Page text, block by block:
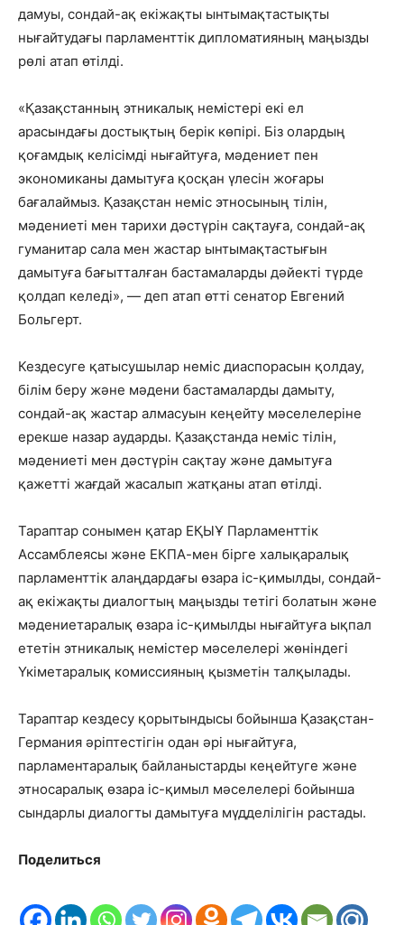
дамуы, сондай-ақ екіжақты ынтымақтастықты
нығайтудағы парламенттік дипломатияның маңызды
рөлі атап өтілді.
«Қазақстанның этникалық немістері екі ел
арасындағы достықтың берік көпірі. Біз олардың
қоғамдық келісімді нығайтуға, мәдениет пен
экономиканы дамытуға қосқан үлесін жоғары
бағалаймыз. Қазақстан неміс этносының тілін,
мәдениеті мен тарихи дәстүрін сақтауға, сондай-ақ
гуманитар сала мен жастар ынтымақтастығын
дамытуға бағытталған бастамаларды дәйекті түрде
қолдап келеді», — деп атап өтті сенатор Евгений
Больгерт.
Кездесуге қатысушылар неміс диаспорасын қолдау,
білім беру және мәдени бастамаларды дамыту,
сондай-ақ жастар алмасуын кеңейту мәселелеріне
ерекше назар аударды. Қазақстанда неміс тілін,
мәдениеті мен дәстүрін сақтау және дамытуға
қажетті жағдай жасалып жатқаны атап өтілді.
Тараптар сонымен қатар ЕҚЫҰ Парламенттік
Ассамблеясы және ЕКПА-мен бірге халықаралық
парламенттік алаңдардағы өзара іс-қимылды, сондай-
ақ екіжақты диалогтың маңызды тетігі болатын және
мәдениетаралық өзара іс-қимылды нығайтуға ықпал
ететін этникалық немістер мәселелері жөніндегі
Үкіметаралық комиссияның қызметін талқылады.
Тараптар кездесу қорытындысы бойынша Қазақстан-
Германия әріптестігін одан әрі нығайтуға,
парламентаралық байланыстарды кеңейтуге және
этносаралық өзара іс-қимыл мәселелері бойынша
сындарлы диалогты дамытуға мүдделілігін растады.
Поделиться